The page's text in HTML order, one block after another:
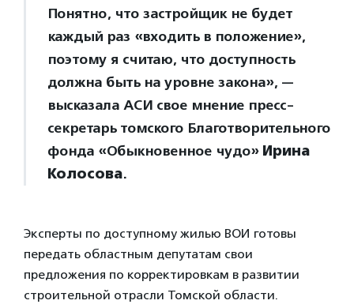
Понятно, что застройщик не будет
каждый раз «входить в положение»,
поэтому я считаю, что доступность
должна быть на уровне закона», —
высказала АСИ свое мнение пресс-
секретарь томского Благотворительного
фонда «Обыкновенное чудо» Ирина
Колосова.
Эксперты по доступному жилью ВОИ готовы
передать областным депутатам свои
предложения по корректировкам в развитии
строительной отрасли Томской области.